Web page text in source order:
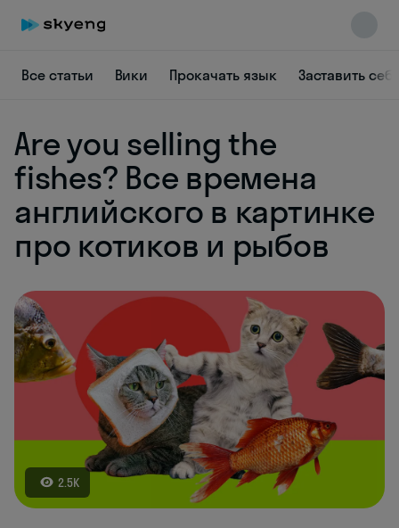
Все статьи Вики Прокачать язык Заставить
Are you selling the
fishes? Все времена
английского в картинке
про котиков и рыбов
2.5K
online